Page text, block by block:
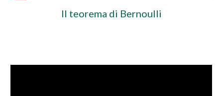
Il teorema di Bernoulli